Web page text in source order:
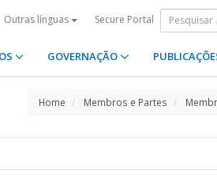
Outras línguas Secure Portal
GOVERNAÇÃO
Home Membros e Partes